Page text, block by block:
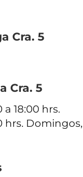
Cra. 5
Cra. 5
18:00 hrs.
hrs. Domingos,